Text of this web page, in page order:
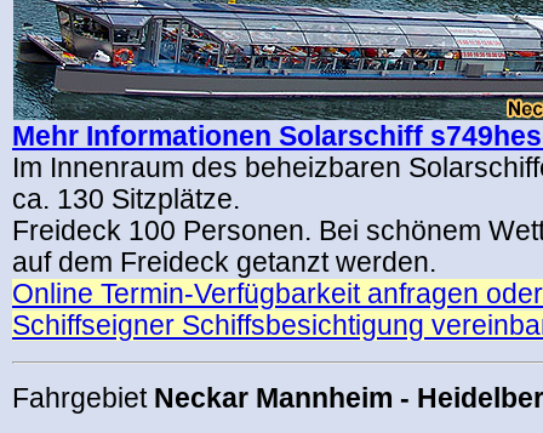
Mehr Informationen Solarschiff
Im Innenraum des beheizbaren
ca. 130 Sitzplätze.
Freideck 100 Personen. Bei schönem
auf dem Freideck getanzt werden.
Online Termin-Verfügbarkeit anfragen
Schiffseigner Schiffsbesichtigung
Fahrgebiet Neckar Mannheim -